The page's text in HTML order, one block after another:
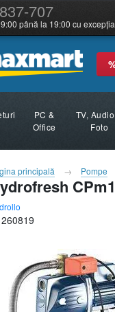
837-707
până la 19:00 cu
PC &
Office
TV,
Foto
principală Pompe